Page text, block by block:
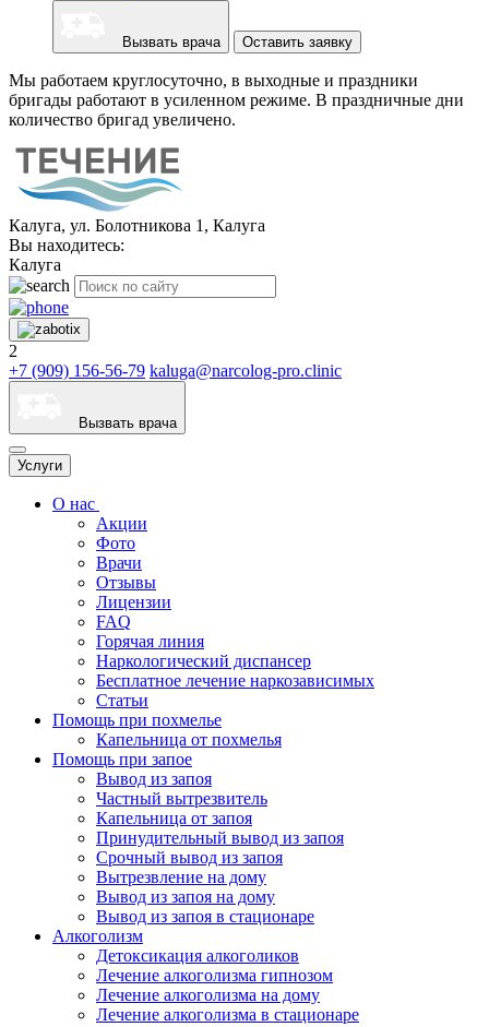
Вызвать врача Оставить заявку
Мы работаем круглосуточно, в выходные и праздники
бригады работают в усиленном режиме. В праздничные дни
количество бригад увеличено.
Калуга, ул. Болотникова 1, Калуга
Вы находитесь:
Калуга
2
+7 (909) 156-56-79 kaluga@narcolog-pro.clinic
Вызвать врача
Услуги
О нас
Акции
Фото
Врачи
Отзывы
Лицензии
FAQ
Горячая линия
Наркологический диспансер
Бесплатное лечение наркозависимых
Статьи
Помощь при похмелье
Капельница от похмелья
Помощь при запое
Вывод из запоя
Частный вытрезвитель
Капельница от запоя
Принудительный вывод из запоя
Срочный вывод из запоя
Вытрезвление на дому
Вывод из запоя на дому
Вывод из запоя в стационаре
Алкоголизм
Детоксикация алкоголиков
Лечение алкоголизма гипнозом
Лечение алкоголизма на дому
Лечение алкоголизма в стационаре